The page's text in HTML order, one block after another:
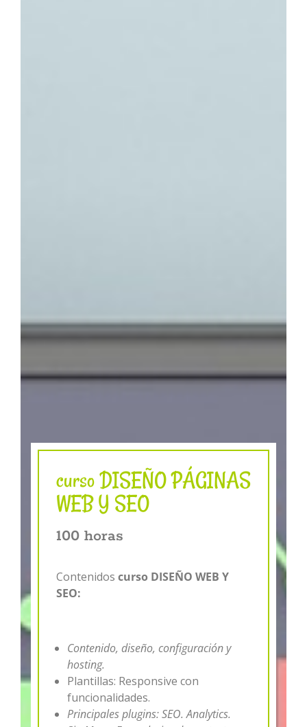
curso DISEÑO PÁGINAS
WEB Y SEO
100 horas
Contenidos curso DISEÑO WEB Y
SEO:
Contenido, diseño, configuración y
hosting.
Plantillas: Responsive con
funcionalidades.
Principales plugins: SEO. Analytics.